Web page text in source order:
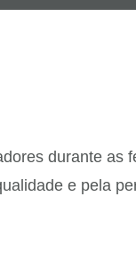
durante as
e pela